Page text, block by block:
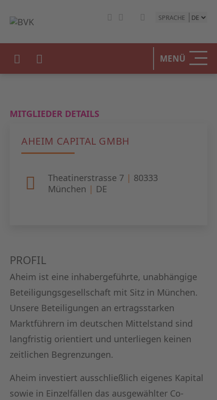
SPRACHE
MENÜ
MITGLIEDER DETAILS
AHEIM CAPITAL GMBH
Theatinerstrasse 7 | 80333
München | DE
PROFIL
Aheim ist eine inhabergeführte, unabhängige
Beteiligungsgesellschaft mit Sitz in München.
Unsere Beteiligungen an ertragsstarken
Marktführern im deutschen Mittelstand sind
langfristig orientiert und unterliegen keinen
zeitlichen Begrenzungen.
Aheim investiert ausschließlich eigenes Kapital
sowie in Einzelfällen das ausgewählter Co-
DER
ZUM